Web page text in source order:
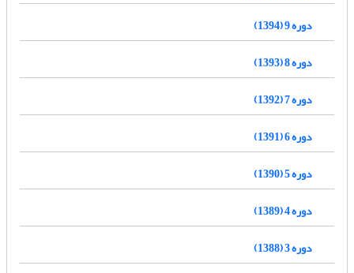
دوره 9 (1394)
دوره 8 (1393)
دوره 7 (1392)
دوره 6 (1391)
دوره 5 (1390)
دوره 4 (1389)
دوره 3 (1388)